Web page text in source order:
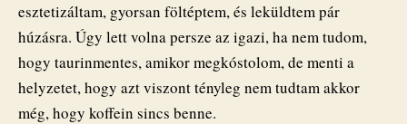
esztetizáltam, gyorsan föltéptem, és leküldtem pár
húzásra. Úgy lett volna persze az igazi, ha nem tudom,
hogy taurinmentes, amikor megkóstolom, de menti a
helyzetet, hogy azt viszont tényleg nem tudtam akkor
még, hogy koffein sincs benne.